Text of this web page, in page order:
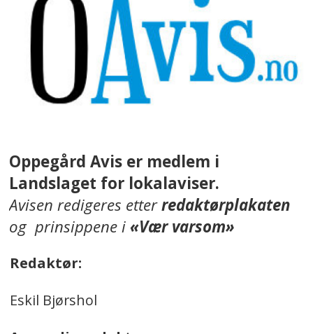
Oppegård Avis er medlem i
Landslaget for lokalaviser.
Avisen redigeres etterredaktørplakaten
og prinsippene i«Vær varsom»
Redaktør:
Eskil Bjørshol